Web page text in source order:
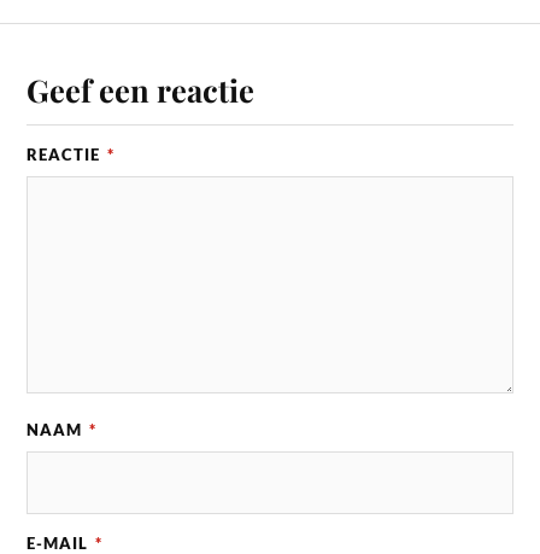
Geef een reactie
REACTIE *
NAAM *
E-MAIL *